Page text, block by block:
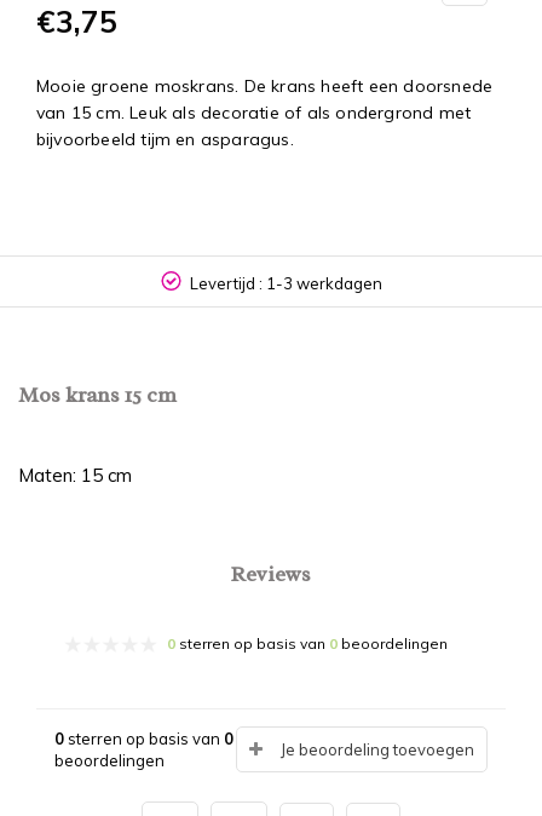
€3,75
Mooie groene moskrans. De krans heeft een doorsnede
van 15 cm. Leuk als decoratie of als ondergrond met
bijvoorbeeld tijm en asparagus.
Levertijd : 1-3 werkdagen
Mos krans 15 cm
Maten: 15 cm
Reviews
0 sterren op basis van 0 beoordelingen
0sterren op basis van 0
beoordelingen
Je beoordeling toevoegen